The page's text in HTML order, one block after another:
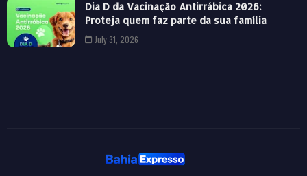
Dia D da Vacinação Antirrábica 2026:
Proteja quem faz parte da sua família
July 31, 2026